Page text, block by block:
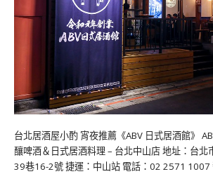
台北居酒屋小酌 宵夜推薦《ABV 日式居酒館》
釀啤酒＆日式居酒料理 – 台北中山店 地址：台北
39巷16-2號 捷運：中山站 電話：02 2571 1007